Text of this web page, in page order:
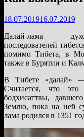
18.07.201916.07.2019
Далай-лама —
последователей
помимо Тибета, в
также в Бурятии и
В Тибете «далай»
Считается, что
бодхисаттвы,
Землю, пока на ней
лама родился в 1351